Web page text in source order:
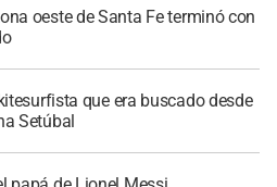
oeste de Santa Fe terminó con
que era buscado desde
Setúbal